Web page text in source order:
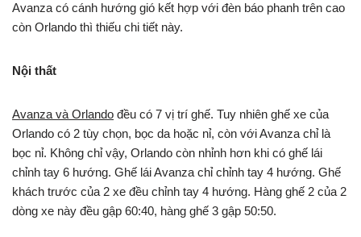
Avanza có cánh hướng gió kết hợp với đèn báo phanh trên cao
còn Orlando thì thiếu chi tiết này.
Nội thất
Avanza và Orlando đều có 7 vị trí ghế. Tuy nhiên ghế xe của
Orlando có 2 tùy chọn, bọc da hoặc nỉ, còn với Avanza chỉ là
bọc nỉ. Không chỉ vậy, Orlando còn nhỉnh hơn khi có ghế lái
chỉnh tay 6 hướng. Ghế lái Avanza chỉ chỉnh tay 4 hướng. Ghế
khách trước của 2 xe đều chỉnh tay 4 hướng. Hàng ghế 2 của 2
dòng xe này đều gập 60:40, hàng ghế 3 gập 50:50.